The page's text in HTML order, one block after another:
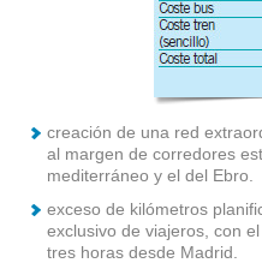
creación de una red
al margen de corredores
mediterráneo y el del Ebro.
exceso de kilómetros
exclusivo de viajeros, con
tres horas desde Madrid.